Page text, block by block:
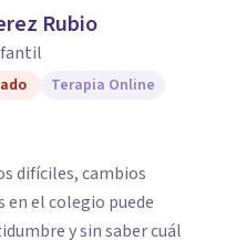
Rubio
Terapia Online
difíciles, cambios
el colegio puede
y sin saber cuál